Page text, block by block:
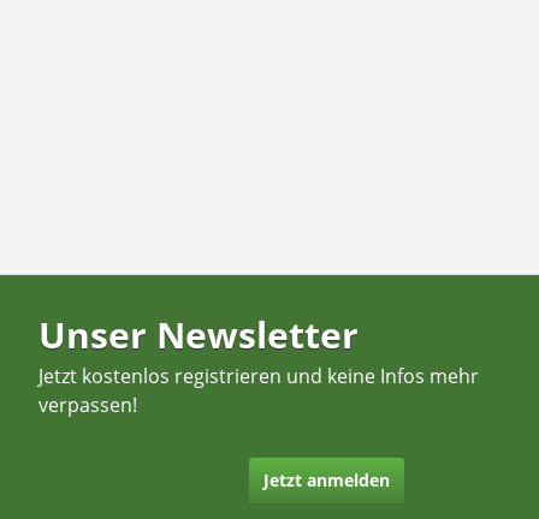
Unser Newsletter
Jetzt kostenlos registrieren und keine Infos mehr
verpassen!
Jetzt anmelden